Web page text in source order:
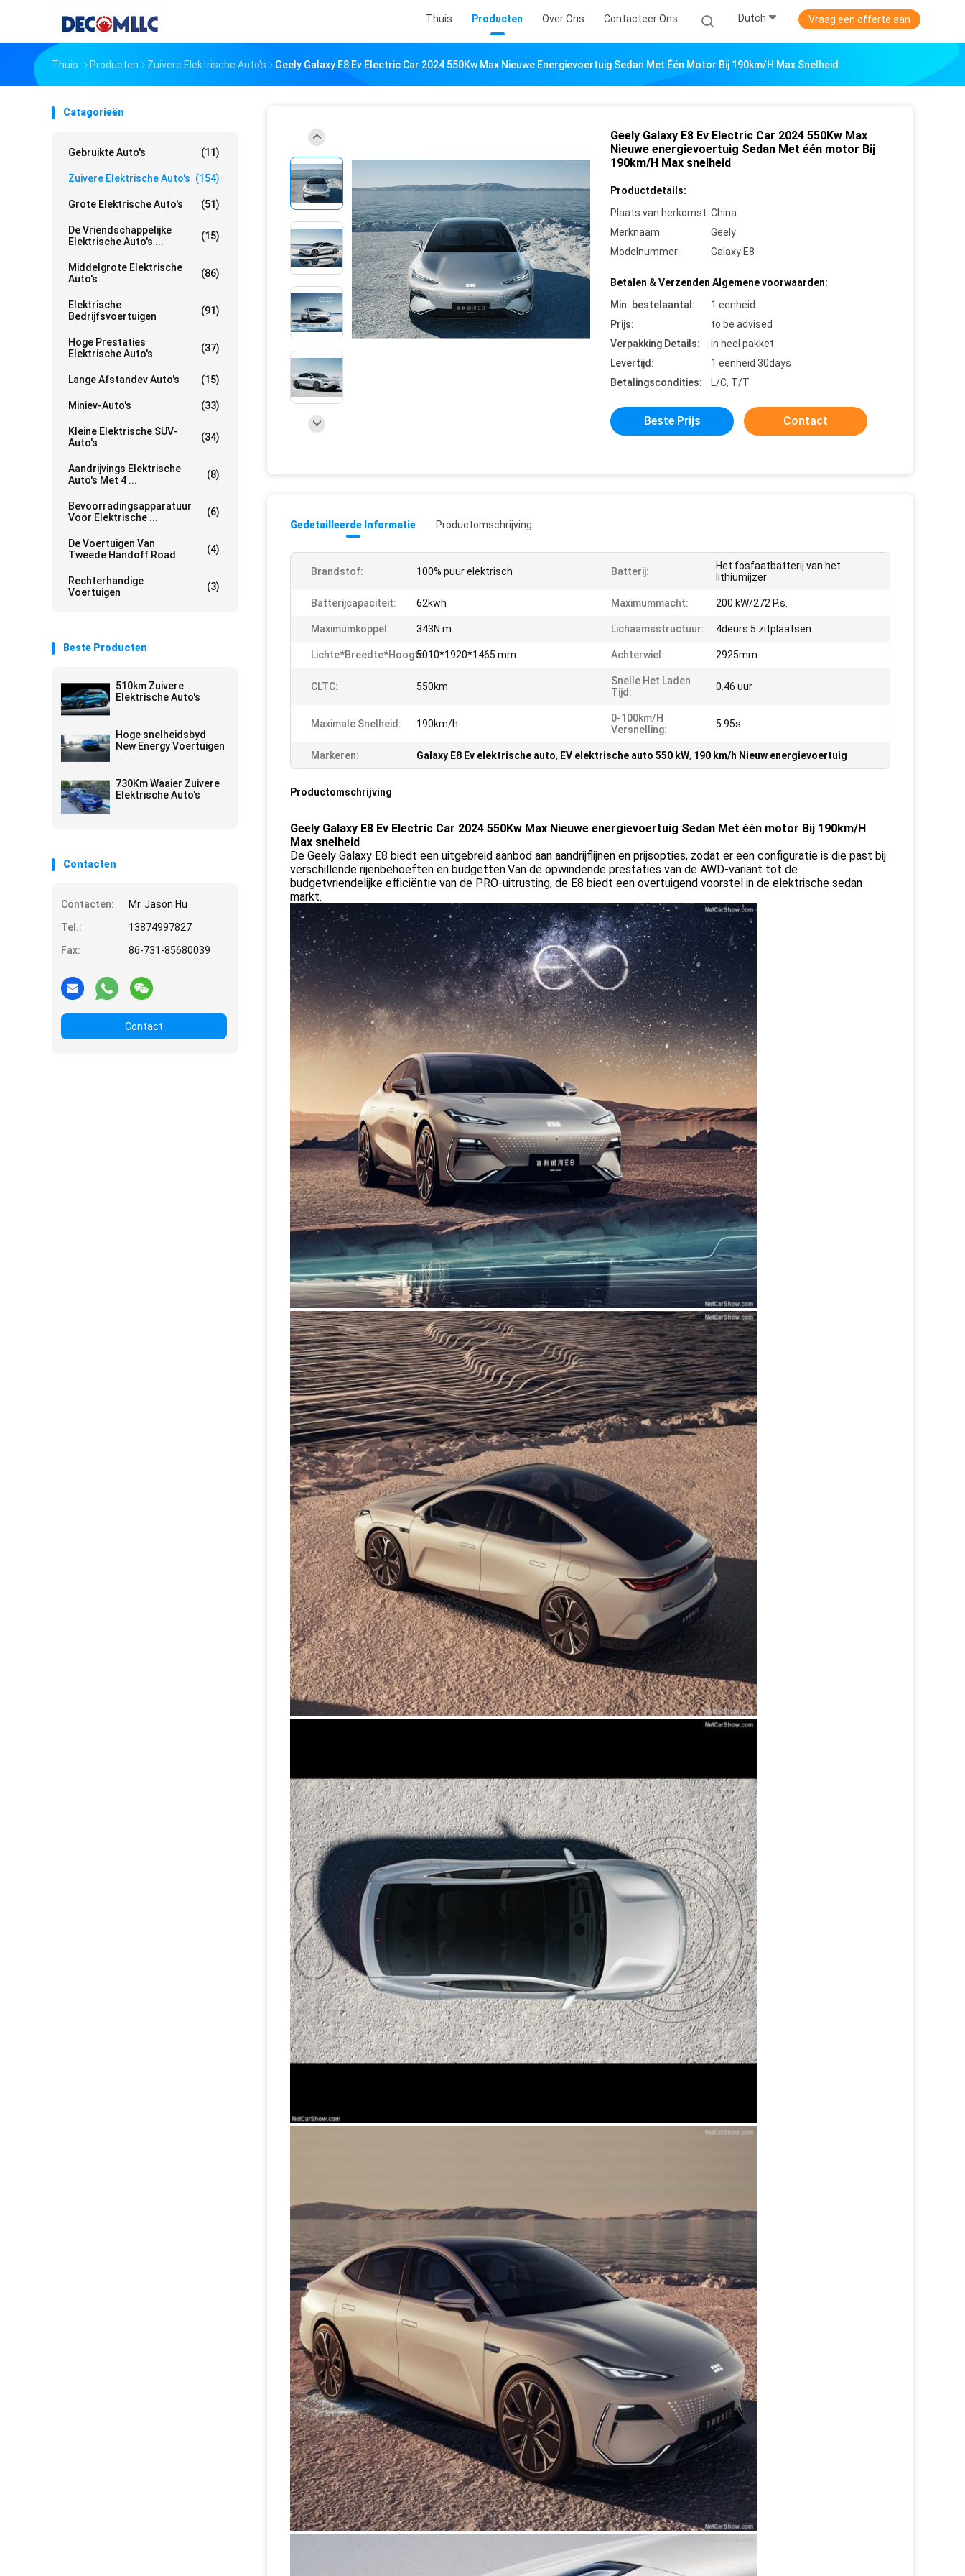
Thuis Producten Over Ons Contacteer Ons Dutch Vraag een offerte aan
Thuis Producten Zuivere Elektrische Auto's Geely Galaxy E8 Ev Electric Car 2024 550Kw Max Nieuwe Energievoertuig Sedan Met Één Motor Bij 190km/H Max Snelheid
Catagorieën
Gebruikte Auto's (11)
Zuivere Elektrische Auto's (154)
Grote Elektrische Auto's (51)
De Vriendschappelijke
Elektrische Auto's ...
(15)
Middelgrote Elektrische
Auto's
(86)
Elektrische
Bedrijfsvoertuigen
(91)
Hoge Prestaties
Elektrische Auto's
(37)
Lange Afstandev Auto's (15)
Miniev-Auto's (33)
Kleine Elektrische SUV-
Auto's
(34)
Aandrijvings Elektrische
Auto's Met 4 ...
(8)
Bevoorradingsapparatuur
Voor Elektrische ...
(6)
De Voertuigen Van
Tweede Handoff Road
(4)
Rechterhandige
Voertuigen
(3)
Beste Producten
510km Zuivere
Elektrische Auto's
Hoge snelheidsbyd
New Energy Voertuigen
730Km Waaier Zuivere
Elektrische Auto's
Contacten
Contacten:
Mr. Jason Hu
Tel.:
13874997827
Fax:
86-731-85680039
Contact
Geely Galaxy E8 Ev Electric Car 2024 550Kw Max
Nieuwe energievoertuig Sedan Met één motor Bij
190km/H Max snelheid
Productdetails:
Plaats van herkomst: China
Merknaam:
Geely
Modelnummer:
Galaxy E8
Betalen & Verzenden Algemene voorwaarden:
Min. bestelaantal:
1 eenheid
Prijs:
to be advised
Verpakking Details:
in heel pakket
Levertijd:
1 eenheid 30days
Betalingscondities:
L/C, T/T
Beste Prijs Contact
Gedetailleerde Informatie Productomschrijving
Brandstof: 100% puur elektrisch Batterij:
Het fosfaatbatterij van het
lithiumijzer
Batterijcapaciteit: 62kwh Maximummacht: 200 kW/272 P.s.
Maximumkoppel: 343N.m. Lichaamsstructuur: 4deurs 5 zitplaatsen
Lichte*breedte*hoogte:5010*1920*1465 mm Achterwiel: 2925mm
CLTC: 550km
Snelle Het Laden
Tijd:
0.46 uur
Maximale Snelheid: 190km/h
0-100km/h
Versnelling:
5.95s
Markeren: Galaxy E8 Ev elektrische auto, EV elektrische auto 550 kW, 190 km/h Nieuw energievoertuig
Productomschrijving
Geely Galaxy E8 Ev Electric Car 2024 550Kw Max Nieuwe energievoertuig Sedan Met één motor Bij 190km/H
Max snelheid
De Geely Galaxy E8 biedt een uitgebreid aanbod aan aandrijflijnen en prijsopties, zodat er een configuratie is die past bij
verschillende rijenbehoeften en budgetten.Van de opwindende prestaties van de AWD-variant tot de
budgetvriendelijke efficiëntie van de PRO-uitrusting, de E8 biedt een overtuigend voorstel in de elektrische sedan
markt.